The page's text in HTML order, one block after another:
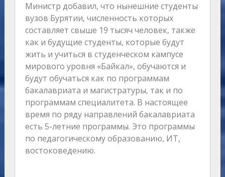
Министр добавил, что нынешние студенты
вузов Бурятии, численность которых
составляет свыше 19 тысяч человек, также
как и будущие студенты, которые будут
жить и учиться в студенческом кампусе
мирового уровня «Байкал», обучаются и
будут обучаться как по программам
бакалавриата и магистратуры, так и по
программам специалитета. В настоящее
время по ряду направлений бакалавриата
есть 5-летние программы. Это программы
по педагогическому образованию, ИТ,
востоковедению.